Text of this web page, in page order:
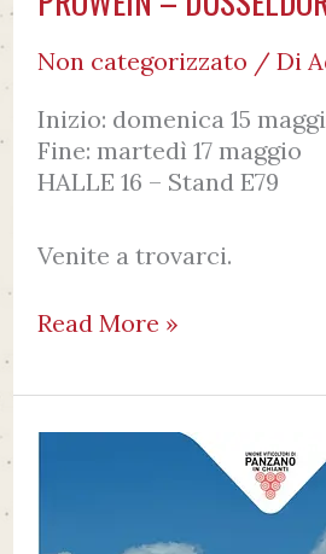
Non categorizzato / Di
Inizio: domenica 15
Fine: martedì 17 maggio
HALLE 16 – Stand E79
Venite a trovarci.
Read More »